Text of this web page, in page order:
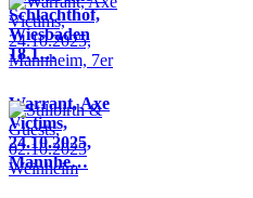
Schlachthof,
Wiesbaden
18.1…
Warrant, Axe
Victims,
24.10.2025,
Mannhe…